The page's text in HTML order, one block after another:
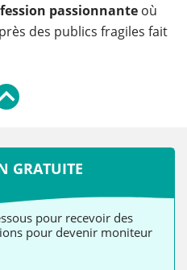
passionnante où
des publics fragiles fait
GRATUITE
pour recevoir des
pour devenir moniteur